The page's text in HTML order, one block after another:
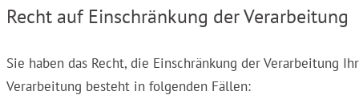
Recht auf Einschränkung der Verarbeitung
Sie haben das Recht, die Einschränkung der Verarbeitung
Verarbeitung besteht in folgenden Fällen: